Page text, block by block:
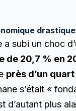
drastique
a subi un choc
de 20,7 % en
près d’un
s’était «
d’autant plus